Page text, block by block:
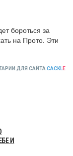
бороться за
на Прото. Эти
ДЛЯ САЙТА CACKLE
И